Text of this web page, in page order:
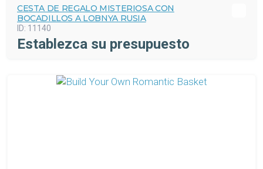
CESTA DE REGALO MISTERIOSA CON
BOCADILLOS A LOBNYA RUSIA
ID: 11140
Establezca su presupuesto